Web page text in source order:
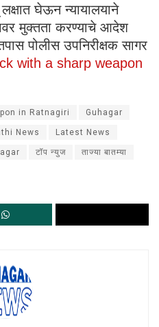
घेऊन न्यायालयाने
मुक्तता करण्याचे आदेश
पोलीस उपनिरीक्षक सागर
with a sharp weapon
in Ratnagiri Guhagar
News Latest News
टॉप न्युज ताज्या बातम्या